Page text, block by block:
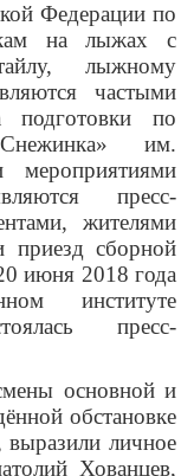
Федерации по
на лыжах с
лыжному
частыми
подготовки по
им.
мероприятиями
пресс-
жителями
приезд сборной
июня 2018 года
институте
пресс-
основной и
обстановке
выразили личное
Хованцев,